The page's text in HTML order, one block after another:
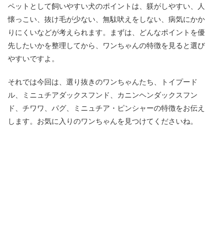
ペットとして飼いやすい犬のポイントは、躾がしやすい、人
懐っこい、抜け毛が少ない、無駄吠えをしない、病気にかか
りにくいなどが考えられます。まずは、どんなポイントを優
先したいかを整理してから、ワンちゃんの特徴を見ると選び
やすいですよ。
それでは今回は、選り抜きのワンちゃんたち、トイプード
ル、ミニュチアダックスフンド、カニンヘンダックスフン
ド、チワワ、パグ、ミニュチア・ピンシャーの特徴をお伝え
します。お気に入りのワンちゃんを見つけてくださいね。